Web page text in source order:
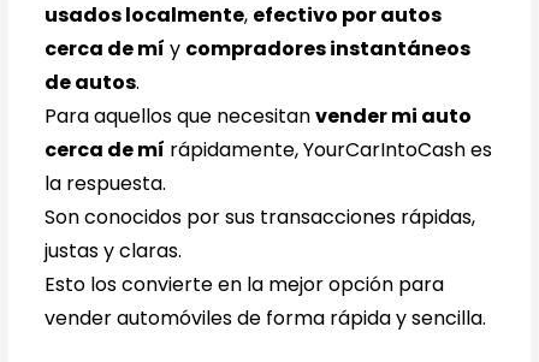
usados localmente, efectivo por autos
cerca de mí y compradores instantáneos
de autos.
Para aquellos que necesitanvender mi auto
cerca de mí rápidamente, YourCarIntoCash es
la respuesta.
Son conocidos por sus transacciones rápidas,
justas y claras.
Esto los convierte en la mejor opción para
vender automóviles de forma rápida y sencilla.